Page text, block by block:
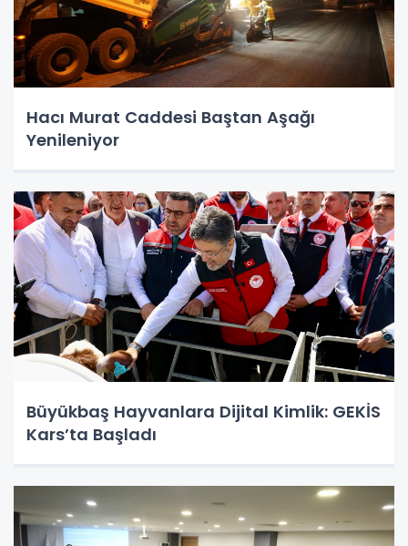
Hacı Murat Caddesi Baştan Aşağı
Yenileniyor
Büyükbaş Hayvanlara Dijital Kimlik: GEKİS
Kars’ta Başladı